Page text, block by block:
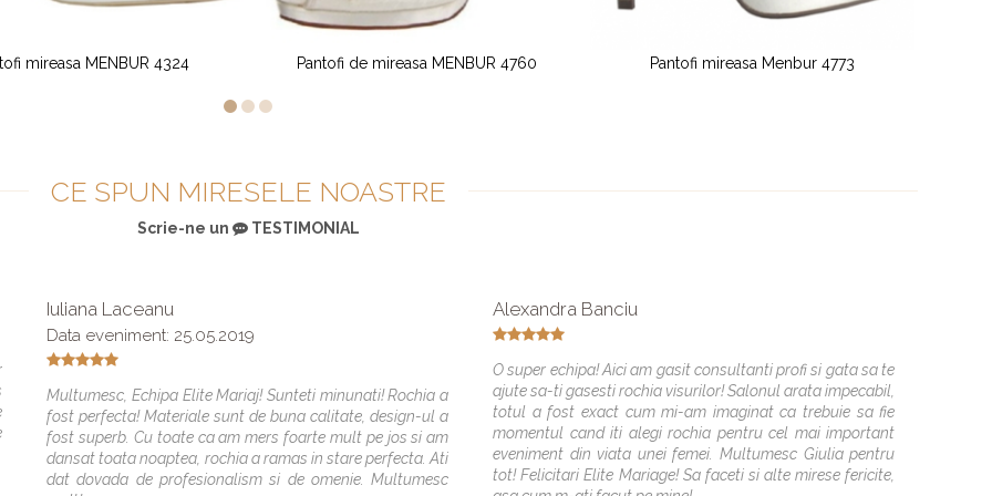
Pantofi de mireasa MENBUR 4760 Pantofi mireasa Menbur 4773 Pantofi mireasa MENBUR 4320
CE SPUN MIRESELE NOASTRE
Scrie-ne un TESTIMONIAL
Iuliana Laceanu
Data eveniment: 25.05.2019
Multumesc, Echipa Elite Mariaj! Sunteti minunati! Rochia a
fost perfecta! Materiale sunt de buna calitate, design-ul a
fost superb. Cu toate ca am mers foarte mult pe jos si am
dansat toata noaptea, rochia a ramas in stare perfecta. Ati
dat dovada de profesionalism si de omenie. Multumesc
Alexandra Banciu
O super echipa! Aici am gasit consultanti profi si gata sa te
ajute sa-ti gasesti rochia visurilor! Salonul arata impecabil,
totul a fost exact cum mi-am imaginat ca trebuie sa fie
momentul cand iti alegi rochia pentru cel mai important
eveniment din viata unei femei. Multumesc Giulia pentru
tot! Felicitari Elite Mariage! Sa faceti si alte mirese fericite,